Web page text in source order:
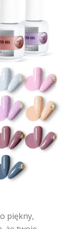
uzyskać
522-121D-
serię 522-
piękny,